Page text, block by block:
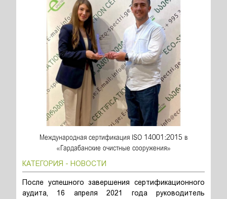
Международная сертификация ISO 14001:2015 в
«Гардабанские очистные сооружения»
КАТЕГОРИЯ - НОВОСТИ
После успешного завершения сертификационного
аудита, 16 апреля 2021 года руководитель